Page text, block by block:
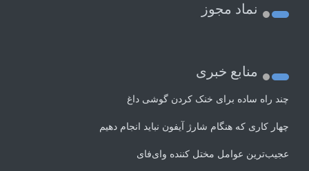
نماد مجوز
منابع خبری
چند راه‌ ساده برای خنک کردن گوشی داغ
چهار کاری که هنگام شارژ آیفون نباید انجام دهیم
عجیب‌ترین عوامل مختل کننده وای‌فای